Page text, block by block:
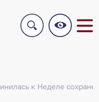
к Неделе